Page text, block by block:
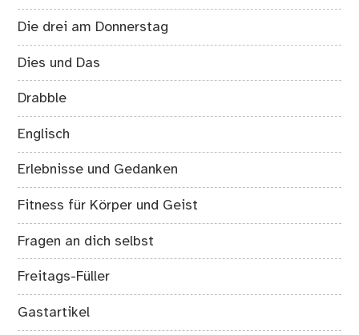
Die drei am Donnerstag
Dies und Das
Drabble
Englisch
Erlebnisse und Gedanken
Fitness für Körper und Geist
Fragen an dich selbst
Freitags-Füller
Gastartikel